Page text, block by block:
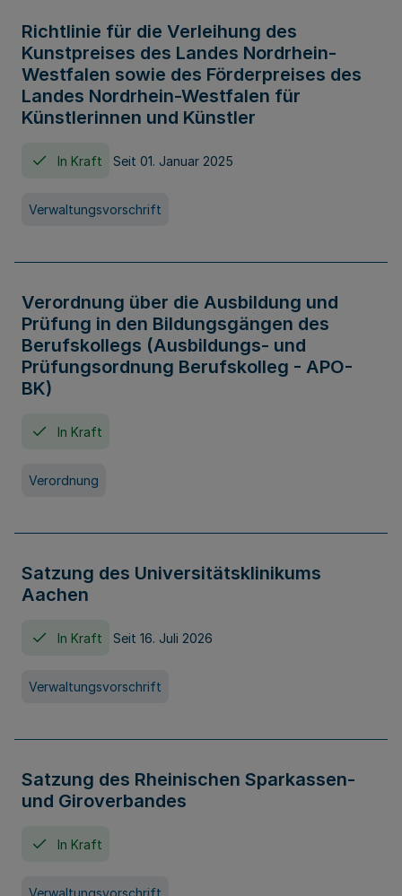
Richtlinie für die Verleihung des
Kunstpreises des Landes Nordrhein-
Westfalen sowie des Förderpreises des
Landes Nordrhein-Westfalen für
Künstlerinnen und Künstler
In Kraft Seit 01. Januar 2025
Verwaltungsvorschrift
Verordnung über die Ausbildung und
Prüfung in den Bildungsgängen des
Berufskollegs (Ausbildungs- und
Prüfungsordnung Berufskolleg - APO-
BK)
In Kraft
Verordnung
Satzung des Universitätsklinikums
Aachen
In Kraft Seit 16. Juli 2026
Verwaltungsvorschrift
Satzung des Rheinischen Sparkassen-
und Giroverbandes
In Kraft
Verwaltungsvorschrift